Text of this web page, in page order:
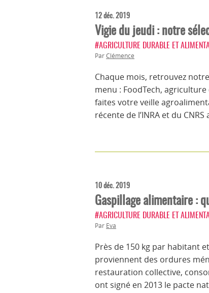
12 déc. 2019
Vigie du jeudi : notre
#AGRICULTURE DURABLE ET
ParClémence
Chaque mois, retrouvez
menu : FoodTech,
faites votre veille
récente de l’INRA et du
10 déc. 2019
Gaspillage alimentaire :
#AGRICULTURE DURABLE ET
Par Eva
Près de 150 kg par habitant
proviennent des ordures
restauration collective,
ont signé en 2013 le pacte